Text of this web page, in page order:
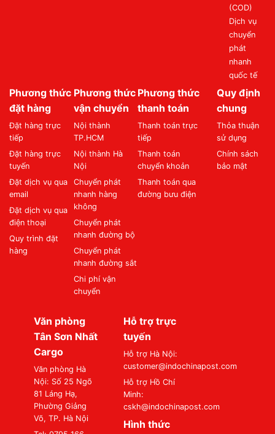
(COD)
Dịch vụ
chuyển
phát
nhanh
quốc tế
Phương thức
đặt hàng
Đặt hàng trực
tiếp
Đặt hàng trực
tuyến
Đặt dịch vụ qua
email
Đặt dịch vụ qua
điện thoại
Quy trình đặt
hàng
Phương thức
vận chuyển
Nội thành
TP.HCM
Nội thành Hà
Nội
Chuyển phát
nhanh hàng
không
Chuyển phát
nhanh đường bộ
Chuyển phát
nhanh đường sắt
Chi phí vận
chuyển
Phương thức
thanh toán
Thanh toán trực
tiếp
Thanh toán
chuyển khoản
Thanh toán qua
đường bưu điện
Quy định
chung
Thỏa thuận
sử dụng
Chính sách
bảo mật
Văn phòng
Tân Sơn Nhất
Cargo
Văn phòng Hà
Nội: Số 25 Ngõ
81 Láng Hạ,
Phường Giảng
Võ, TP. Hà Nội
Hỗ trợ trực
tuyến
Hỗ trợ Hà Nội:
customer@indochinapost.com
Hỗ trợ Hồ Chí
Minh:
cskh@indochinapost.com
Hình thức